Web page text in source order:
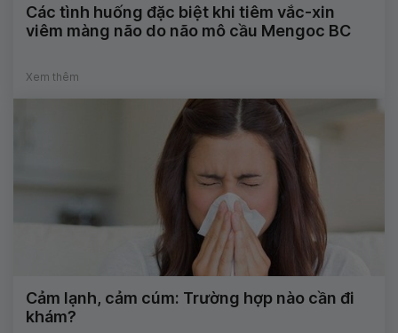
Các tình huống đặc biệt khi tiêm vắc-xin
viêm màng não do não mô cầu Mengoc BC
Xem thêm
Cảm lạnh, cảm cúm: Trường hợp nào cần đi
khám?